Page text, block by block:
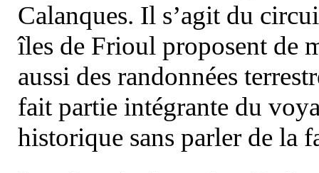
Calanques. Il s’agit du
îles de Frioul proposent de
aussi des randonnées
fait partie intégrante du
historique sans parler de la